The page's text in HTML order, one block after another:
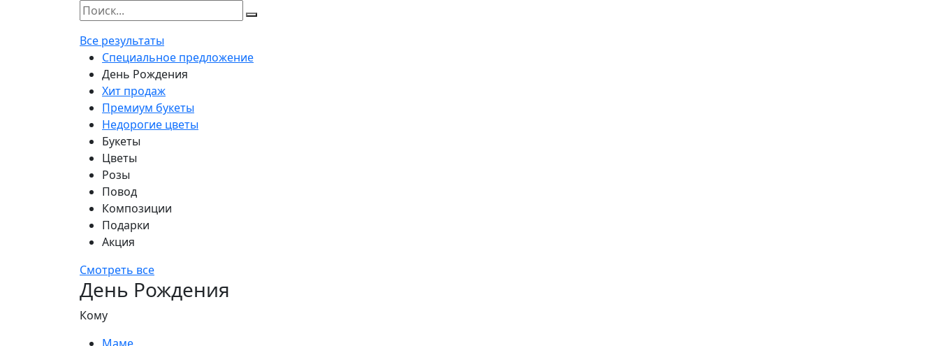
Все результаты
Специальное предложение
День Рождения
Хит продаж
Премиум букеты
Недорогие цветы
Букеты
Цветы
Розы
Повод
Композиции
Подарки
Акция
Смотреть все
День Рождения
Кому